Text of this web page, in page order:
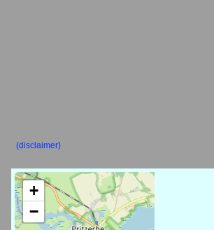
(disclaimer)
+
−